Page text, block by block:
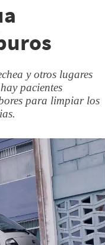
y otros lugares
pacientes
para limpiar los